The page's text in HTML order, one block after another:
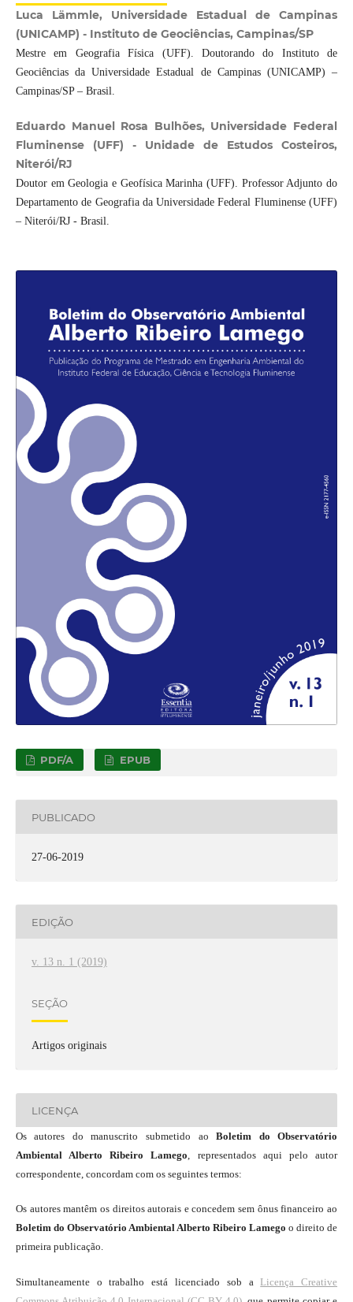
Luca Lämmle, Universidade Estadual de Campinas
(UNICAMP) - Instituto de Geociências, Campinas/SP
Mestre em Geografia Física (UFF). Doutorando do Instituto de
Geociências da Universidade Estadual de Campinas (UNICAMP) –
Campinas/SP – Brasil.
Eduardo Manuel Rosa Bulhões, Universidade Federal
Fluminense (UFF) - Unidade de Estudos Costeiros,
Niterói/RJ
Doutor em Geologia e Geofísica Marinha (UFF). Professor Adjunto do
Departamento de Geografia da Universidade Federal Fluminense (UFF)
– Niterói/RJ - Brasil.
PDF/A EPUB
PUBLICADO
27-06-2019
EDIÇÃO
v. 13 n. 1 (2019)
SEÇÃO
Artigos originais
LICENÇA
Os autores do manuscrito submetido aoBoletim do Observatório
Ambiental Alberto Ribeiro Lamego, representados aqui pelo autor
correspondente, concordam com os seguintes termos:
Os autores mantêm os direitos autorais e concedem sem ônus financeiro ao
Boletim do Observatório Ambiental Alberto Ribeiro Lamegoo direito de
primeira publicação.
Simultaneamente o trabalho está licenciado sob a Licença Creative